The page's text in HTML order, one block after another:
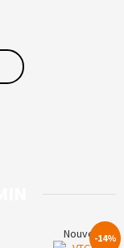
Nouveau-14%